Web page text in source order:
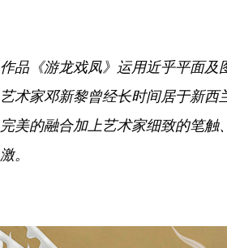
作品《游龙戏凤》运用近乎平面
艺术家邓新黎曾经长时间居于新
完美的融合加上艺术家细致的笔
激。